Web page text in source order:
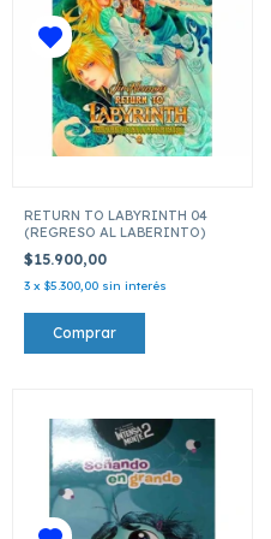
RETURN TO LABYRINTH 04
(REGRESO AL LABERINTO)
$15.900,00
3 x $5.300,00 sin interés